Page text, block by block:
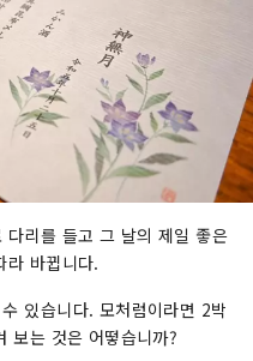
리를 들고 그 날의 제일 좋은
라 바뀝니다.
있습니다. 모처럼이라면 2박
보는 것은 어떻습니까?